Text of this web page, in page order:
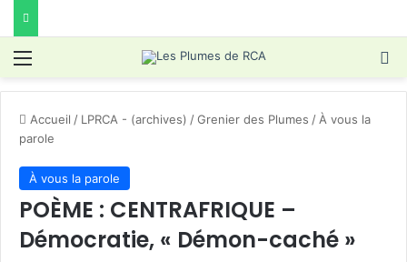
Menu
Accueil / LPRCA - (archives) /Grenier des Plumes / À vous la
parole
À vous la parole
POÈME : CENTRAFRIQUE –
Démocratie, « Démon-caché »